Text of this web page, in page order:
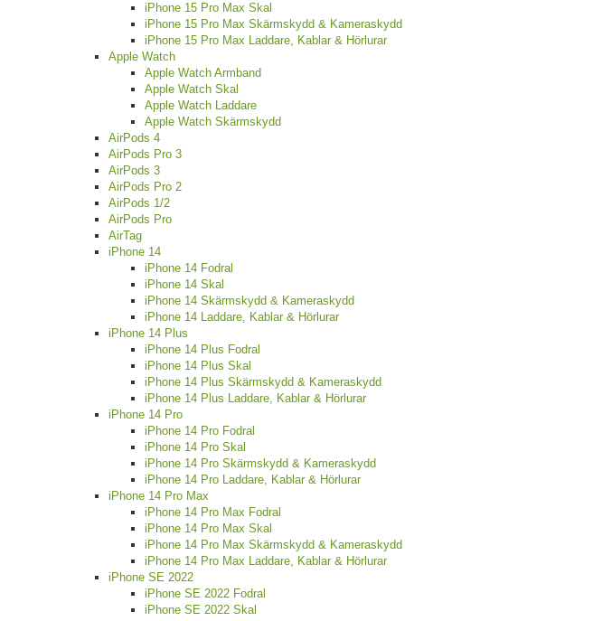
iPhone 15 Pro Max Skal
iPhone 15 Pro Max Skärmskydd & Kameraskydd
iPhone 15 Pro Max Laddare, Kablar & Hörlurar
Apple Watch
Apple Watch Armband
Apple Watch Skal
Apple Watch Laddare
Apple Watch Skärmskydd
AirPods 4
AirPods Pro 3
AirPods 3
AirPods Pro 2
AirPods 1/2
AirPods Pro
AirTag
iPhone 14
iPhone 14 Fodral
iPhone 14 Skal
iPhone 14 Skärmskydd & Kameraskydd
iPhone 14 Laddare, Kablar & Hörlurar
iPhone 14 Plus
iPhone 14 Plus Fodral
iPhone 14 Plus Skal
iPhone 14 Plus Skärmskydd & Kameraskydd
iPhone 14 Plus Laddare, Kablar & Hörlurar
iPhone 14 Pro
iPhone 14 Pro Fodral
iPhone 14 Pro Skal
iPhone 14 Pro Skärmskydd & Kameraskydd
iPhone 14 Pro Laddare, Kablar & Hörlurar
iPhone 14 Pro Max
iPhone 14 Pro Max Fodral
iPhone 14 Pro Max Skal
iPhone 14 Pro Max Skärmskydd & Kameraskydd
iPhone 14 Pro Max Laddare, Kablar & Hörlurar
iPhone SE 2022
iPhone SE 2022 Fodral
iPhone SE 2022 Skal